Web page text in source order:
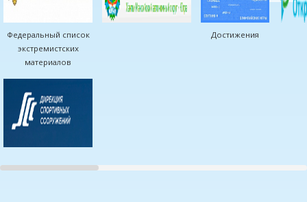
Федеральный список
экстремистских
материалов
Достижения